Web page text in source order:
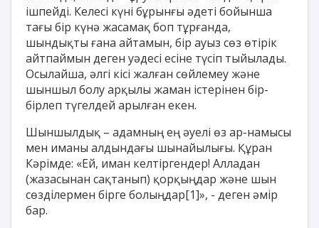
ішпейді. Келесі күні бұрынғы әдеті бойынша
тағы бір күнә жасамақ боп тұрғанда,
шындықты ғана айтамын, бір ауыз сөз өтірік
айтпаймын деген уәдесі есіне түсіп тыйылады.
Осылайша, әлгі кісі жалған сөйлемеу және
шыншыл болу арқылы жаман істерінен бір-
бірлеп түгелдей арылған екен.
Шыншылдық – адамның ең әуелі өз ар-намысы
мен иманы алдындағы шынайылығы. Құран
Кәрімде: «Ей, иман келтіргендер! Алладан
(жазасынан сақтанып) қорқыңдар және шын
сөзділермен бірге болыңдар[1]», - деген әмір
бар.